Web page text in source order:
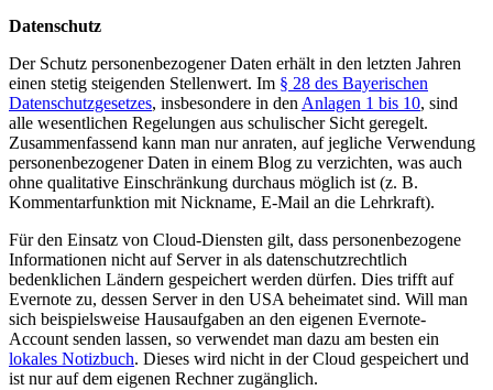
Datenschutz
Der Schutz personenbezogener Daten erhält in den letzten Jahren
einen stetig steigenden Stellenwert. Im § 28 des Bayerischen
Datenschutzgesetzes, insbesondere in den Anlagen 1 bis 10, sind
alle wesentlichen Regelungen aus schulischer Sicht geregelt.
Zusammenfassend kann man nur anraten, auf jegliche Verwendung
personenbezogener Daten in einem Blog zu verzichten, was auch
ohne qualitative Einschränkung durchaus möglich ist (z. B.
Kommentarfunktion mit Nickname, E-Mail an die Lehrkraft).
Für den Einsatz von Cloud-Diensten gilt, dass personenbezogene
Informationen nicht auf Server in als datenschutzrechtlich
bedenklichen Ländern gespeichert werden dürfen. Dies trifft auf
Evernote zu, dessen Server in den USA beheimatet sind. Will man
sich beispielsweise Hausaufgaben an den eigenen Evernote-
Account senden lassen, so verwendet man dazu am besten ein
lokales Notizbuch. Dieses wird nicht in der Cloud gespeichert und
ist nur auf dem eigenen Rechner zugänglich.